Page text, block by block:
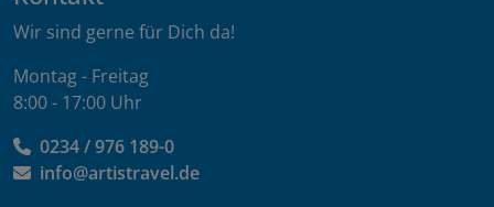
Wir sind gerne für Dich da!
Montag - Freitag
8:00 - 17:00 Uhr
0234 / 976 189-0
info@artistravel.de